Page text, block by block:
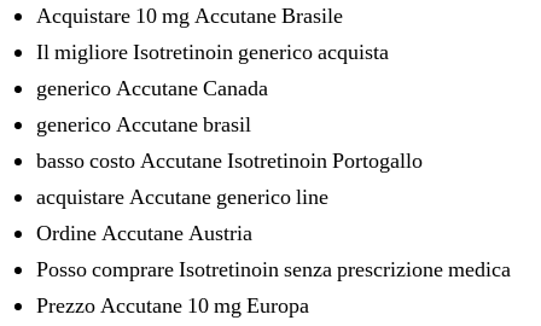
Acquistare 10 mg Accutane Brasile
Il migliore Isotretinoin generico acquista
generico Accutane Canada
generico Accutane brasil
basso costo Accutane Isotretinoin Portogallo
acquistare Accutane generico line
Ordine Accutane Austria
Posso comprare Isotretinoin senza prescrizione medica
Prezzo Accutane 10 mg Europa